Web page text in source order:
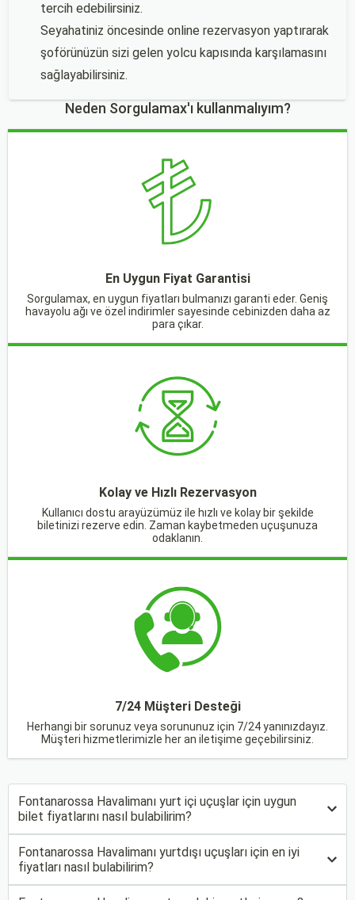
tercih edebilirsiniz.
Seyahatiniz öncesinde online rezervasyon yaptırarak
şoförünüzün sizi gelen yolcu kapısında karşılamasını
sağlayabilirsiniz.
Neden Sorgulamax'ı kullanmalıyım?
En Uygun Fiyat Garantisi
Sorgulamax, en uygun fiyatları bulmanızı garanti eder. Geniş
havayolu ağı ve özel indirimler sayesinde cebinizden daha az
para çıkar.
Kolay ve Hızlı Rezervasyon
Kullanıcı dostu arayüzümüz ile hızlı ve kolay bir şekilde
biletinizi rezerve edin. Zaman kaybetmeden uçuşunuza
odaklanın.
7/24 Müşteri Desteği
Herhangi bir sorunuz veya sorununuz için 7/24 yanınızdayız.
Müşteri hizmetlerimizle her an iletişime geçebilirsiniz.
Fontanarossa Havalimanı yurt içi uçuşlar için uygun
bilet fiyatlarını nasıl bulabilirim?
Fontanarossa Havalimanı yurtdışı uçuşları için en iyi
fiyatları nasıl bulabilirim?